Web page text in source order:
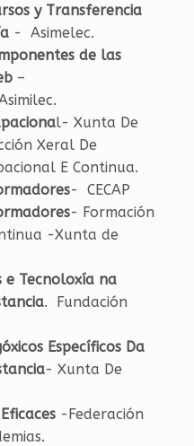
y Transferencia
- Asimelec.
de las
–
l- Xunta De
Xeral De
E Continua.
- CECAP
- Formación
-Xunta de
e Tecnoloxía na
. Fundación
Específicos Da
- Xunta De
-Federación